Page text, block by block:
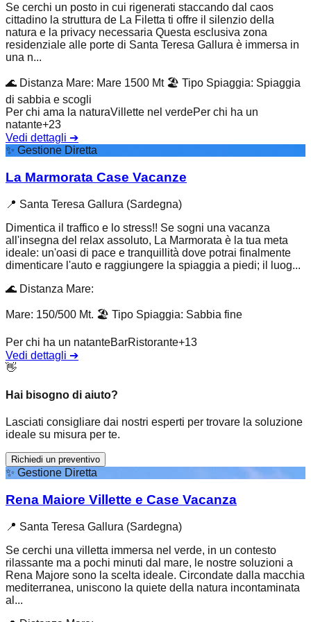
Se cerchi un posto in cui rigenerati staccando dal caos
cittadino la struttura de La Filetta ti offre il silenzio della
natura e la privacy necessaria Questa esclusiva zona
residenziale alle porte di Santa Teresa Gallura è immersa in
una n...
🌊 Distanza Mare: Mare 1500 Mt 🏖️ Tipo Spiaggia: Spiaggia
di sabbia e scogli
Per chi ama la naturaVillette nel verdePer chi ha un
natante+23
Vedi dettagli ➔
✨ Gestione Diretta
La Marmorata Case Vacanze
📍 Santa Teresa Gallura (Sardegna)
Dimentica il traffico e lo stress!! Se sogni una vacanza
all'insegna del relax assoluto, La Marmorata è la tua meta
ideale: un'oasi di pace e tranquillità dove potrai finalmente
dimenticare l'auto e raggiungere la spiaggia a piedi; il luog...
🌊 Distanza Mare:
Mare: 150/500 Mt. 🏖️ Tipo Spiaggia: Sabbia fine
Per chi ha un natanteBarRistorante+13
Vedi dettagli ➔
👋
Hai bisogno di aiuto?
Lasciati consigliare dai nostri esperti per trovare la soluzione
ideale su misura per te.
Richiedi un preventivo
✨ Gestione Diretta
Rena Maiore Villette e Case Vacanza
📍 Santa Teresa Gallura (Sardegna)
Se cerchi una villetta immersa nel verde, in un contesto
rilassante ma a pochi minuti dal mare, le nostre soluzioni a
Rena Majore sono la scelta ideale. Circondate dalla macchia
mediterranea, uniscono la quiete della natura incontaminata
al...